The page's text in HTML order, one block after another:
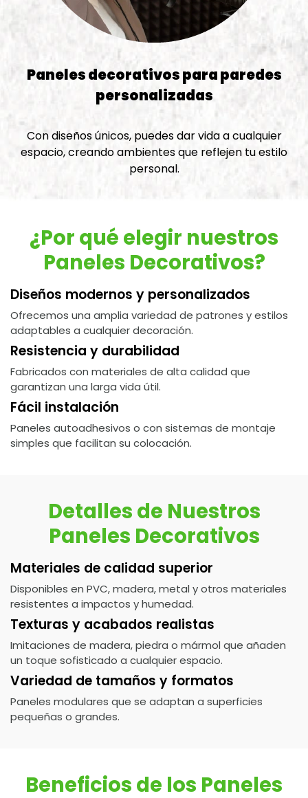
Paneles decorativos para paredes
personalizadas
Con diseños únicos, puedes dar vida a cualquier
espacio, creando ambientes que reflejen tu estilo
personal.
¿Por qué elegir nuestros
Paneles Decorativos?
Diseños modernos y personalizados
Ofrecemos una amplia variedad de patrones y estilos
adaptables a cualquier decoración.
Resistencia y durabilidad
Fabricados con materiales de alta calidad que
garantizan una larga vida útil.
Fácil instalación
Paneles autoadhesivos o con sistemas de montaje
simples que facilitan su colocación.
Detalles de Nuestros
Paneles Decorativos
Materiales de calidad superior
Disponibles en PVC, madera, metal y otros materiales
resistentes a impactos y humedad.
Texturas y acabados realistas
Imitaciones de madera, piedra o mármol que añaden
un toque sofisticado a cualquier espacio.
Variedad de tamaños y formatos
Paneles modulares que se adaptan a superficies
pequeñas o grandes.
Beneficios de los Paneles